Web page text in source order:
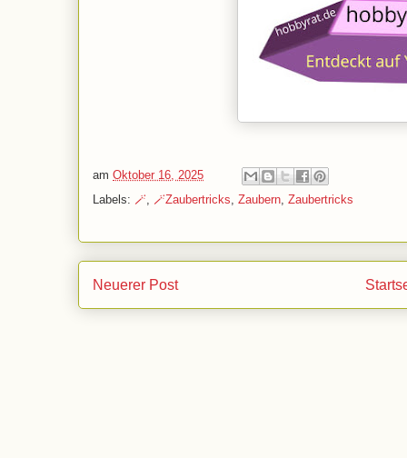
am Oktober 16, 2025
Labels: 🪄 🪄Zaubertricks Zaubern Zaubertricks
Neuerer Post